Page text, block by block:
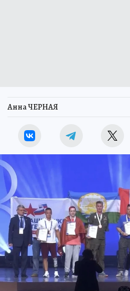
Анна ЧЕРНАЯ